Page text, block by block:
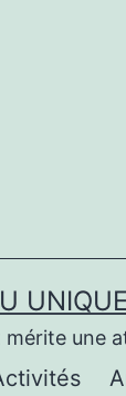
UNIQUE
mérite une